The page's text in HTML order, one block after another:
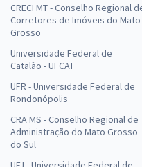
CRECI MT - Conselho Regional
Corretores de Imóveis do Mato
Grosso
Universidade Federal de
Catalão - UFCAT
UFR - Universidade Federal de
Rondonópolis
CRA MS - Conselho Regional de
Administração do Mato Grosso
do Sul